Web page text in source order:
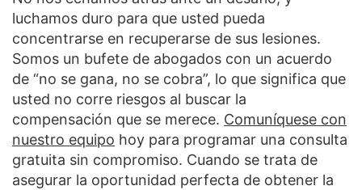
luchamos duro para que usted pueda
concentrarse en recuperarse de sus lesiones.
Somos un bufete de abogados con un acuerdo
de “no se gana, no se cobra”, lo que significa que
usted no corre riesgos al buscar la
compensación que se merece. Comuníquese con
nuestro equipo hoy para programar una consulta
gratuita sin compromiso. Cuando se trata de
asegurar la oportunidad perfecta de obtener la